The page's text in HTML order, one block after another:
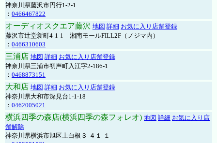
神奈川県藤沢市円行1-2-1
： 0466467822
オーディオスクエア藤沢 地図 詳細 お気に入り店舗登録
藤沢市辻堂新町4-1-1 湘南モールFILL2F（ノジマ内）
： 0466310603
三浦店 地図 詳細 お気に入り店舗登録
神奈川県三浦市初声町入江字2-186-1
： 0468873151
大和店 地図 詳細 お気に入り店舗登録
神奈川県大和市深見台1-1-18
： 0462005021
横浜四季の森店(横浜四季の森フォレオ) 地図 詳細 お気に入り店
舗解除
神奈川県横浜市旭区上白根３-４１-１